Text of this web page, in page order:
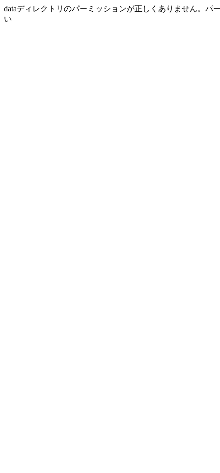
dataディレクトリのパーミッションが正しくありません。
い